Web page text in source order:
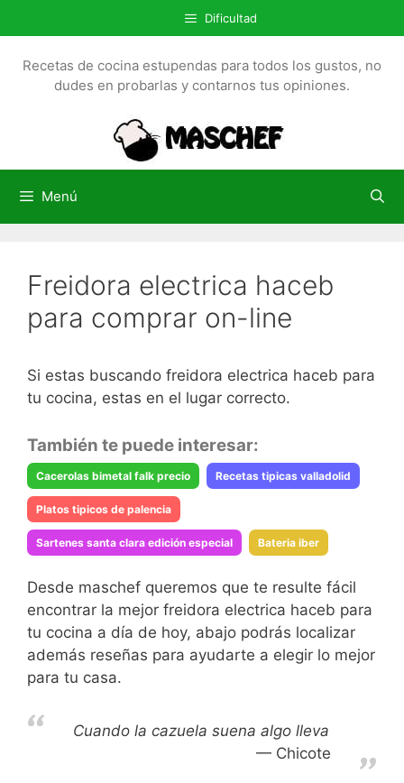
a
l
Dificultad
Recetas de cocina estupendas para todos los gustos, no
dudes en probarlas y contarnos tus opiniones.
Menú
Freidora electrica haceb
para comprar on-line
Si estas buscando freidora electrica haceb para
tu cocina, estas en el lugar correcto.
También te puede interesar:
Cacerolas bimetal falk precio Recetas tipicas valladolid
Platos tipicos de palencia
Sartenes santa clara edición especial Bateria iber
Desde maschef queremos que te resulte fácil
encontrar la mejor freidora electrica haceb para
tu cocina a día de hoy, abajo podrás localizar
además reseñas para ayudarte a elegir lo mejor
para tu casa.
Cuando la cazuela suena algo lleva
Chicote